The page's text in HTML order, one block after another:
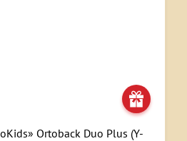
Ortoback Duo Plus (Y-